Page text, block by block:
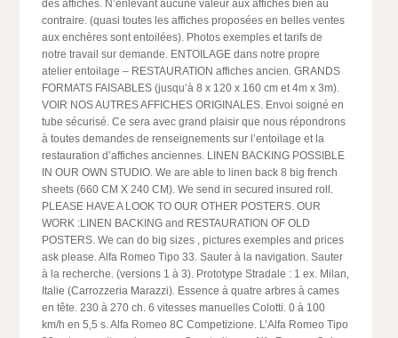
des affiches. N’enlevant aucune valeur aux affiches bien au
contraire. (quasi toutes les affiches proposées en belles ventes
aux enchères sont entoilées). Photos exemples et tarifs de
notre travail sur demande. ENTOILAGE dans notre propre
atelier entoilage – RESTAURATION affiches ancien. GRANDS
FORMATS FAISABLES (jusqu’à 8 x 120 x 160 cm et 4m x 3m).
VOIR NOS AUTRES AFFICHES ORIGINALES. Envoi soigné en
tube sécurisé. Ce sera avec grand plaisir que nous répondrons
à toutes demandes de renseignements sur l’entoilage et la
restauration d’affiches anciennes. LINEN BACKING POSSIBLE
IN OUR OWN STUDIO. We are able to linen back 8 big french
sheets (660 CM X 240 CM). We send in secured insured roll.
PLEASE HAVE A LOOK TO OUR OTHER POSTERS. OUR
WORK :LINEN BACKING and RESTAURATION OF OLD
POSTERS. We can do big sizes , pictures exemples and prices
ask please. Alfa Romeo Tipo 33. Sauter à la navigation. Sauter
à la recherche. (versions 1 à 3). Prototype Stradale : 1 ex. Milan,
Italie (Carrozzeria Marazzi). Essence à quatre arbres à cames
en tête. 230 à 270 ch. 6 vitesses manuelles Colotti. 0 à 100
km/h en 5,5 s. Alfa Romeo 8C Competizione. L’Alfa Romeo Tipo